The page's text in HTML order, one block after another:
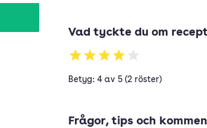
Vad tyckte du om
Betyg: 4 av 5 (2 röster)
Frågor, tips och